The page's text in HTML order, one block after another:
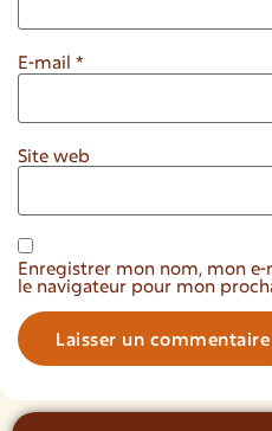
E-mail *
Site web
Enregistrer mon nom, mon
le navigateur pour mon